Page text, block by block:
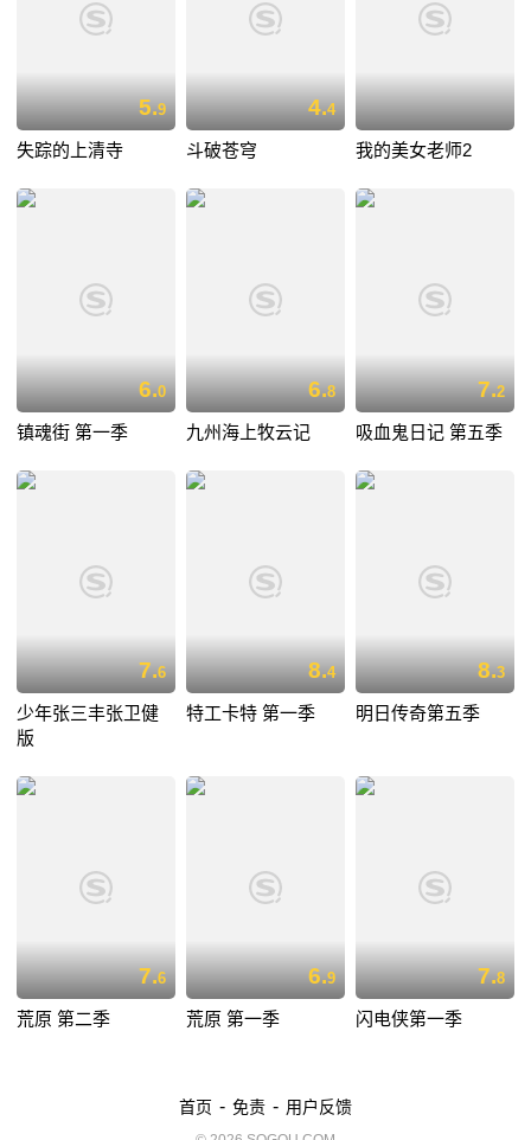
5.9
失踪的上清寺
4.4
斗破苍穹 我的美女老师2
6.0
镇魂街 第一季
6.8
九州海上牧云记
7.2
吸血鬼日记 第五季
7.6
少年张三丰张卫健
版
8.4
特工卡特 第一季
8.3
明日传奇第五季
7.6
荒原 第二季
6.9
荒原 第一季
7.8
闪电侠第一季
首页 - 免责 - 用户反馈